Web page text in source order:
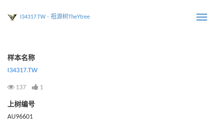
Toggle
I34317.TW - 祖源树TheYtree
样本名称
I34317.TW
137 1
上树编号
AU96601